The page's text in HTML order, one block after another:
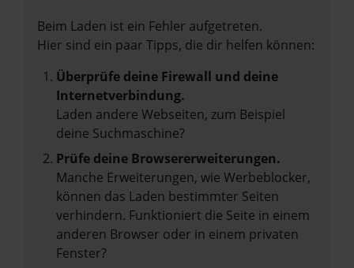
Beim Laden ist ein Fehler aufgetreten.
Hier sind ein paar Tipps, die dir helfen können:
Überprüfe deine Firewall und deine
Internetverbindung.
Laden andere Webseiten, zum Beispiel
deine Suchmaschine?
Prüfe deine Browsererweiterungen.
Manche Erweiterungen, wie Werbeblocker,
können das Laden bestimmter Seiten
verhindern. Funktioniert die Seite in einem
anderen Browser oder in einem privaten
Fenster?